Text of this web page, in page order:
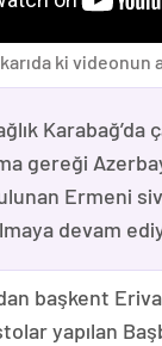
ki videonun
Karabağ’da
gereği
Ermeni
devam
başkent
yapılan